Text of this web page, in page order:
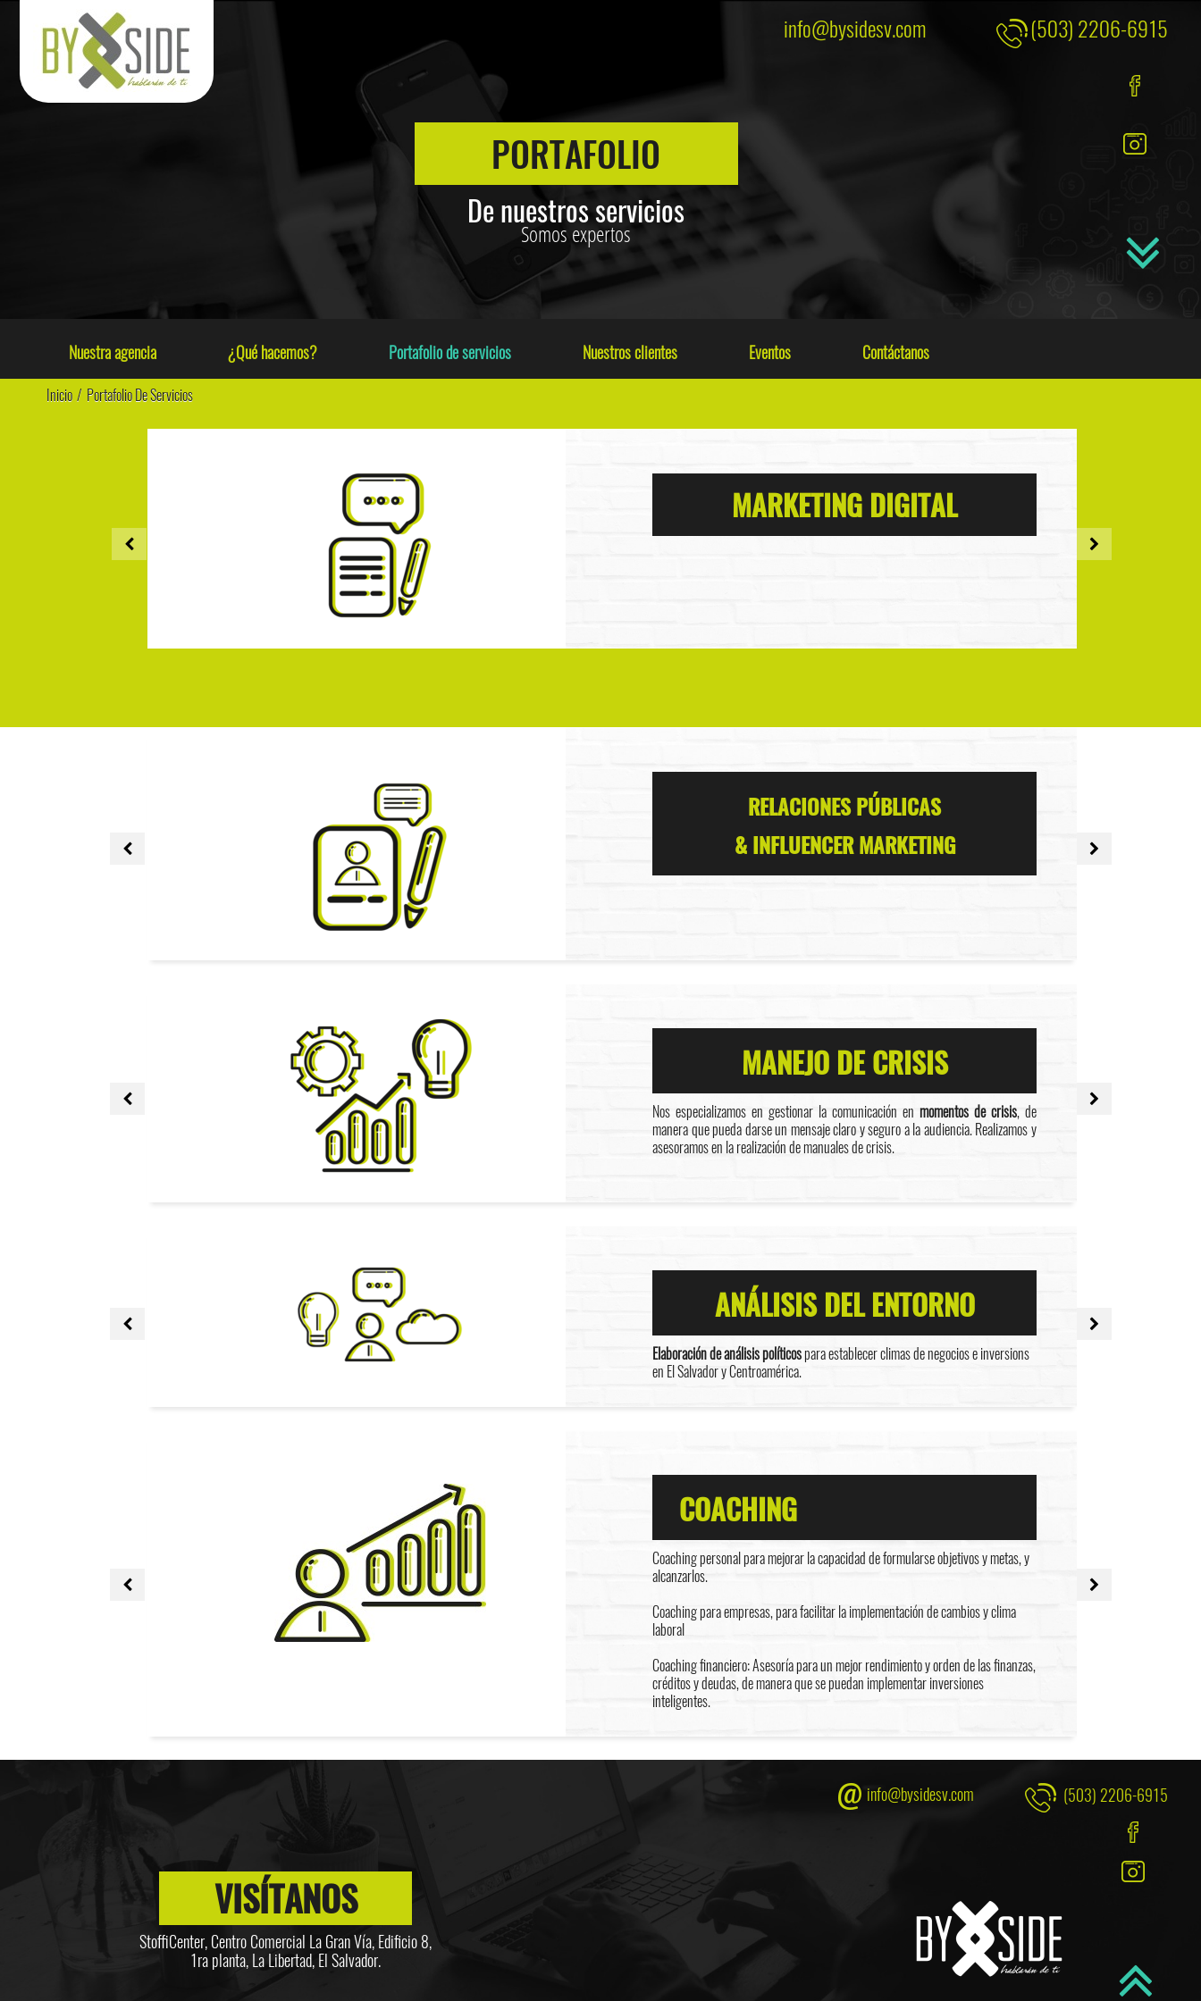
info@bysidesv.com (503) 2206-6915
PORTAFOLIO
De nuestros servicios
Somos expertos
Nuestra agencia ¿Qué hacemos? Portafolio de servicios Nuestros clientes Eventos Contáctanos
Inicio / Portafolio De Servicios
MARKETING DIGITAL
RELACIONES PÚBLICAS
& INFLUENCER MARKETING
MANEJO DE CRISIS
Nos especializamos en gestionar la comunicación en momentos de crisis, de
manera que pueda darse un mensaje claro y seguro a la audiencia. Realizamos y
asesoramos en la realización de manuales de crisis.
ANÁLISIS DEL ENTORNO
Elaboración de análisis políticospara establecer climas de negocios e inversions
en El Salvador y Centroamérica.
COACHING
Coaching personal para mejorar la capacidad de formularse objetivos y metas, y
alcanzarlos.
Coaching para empresas, para facilitar la implementación de cambios y clima
laboral
Coaching financiero: Asesoría para un mejor rendimiento y orden de las finanzas,
créditos y deudas, de manera que se puedan implementar inversiones
inteligentes.
info@bysidesv.com (503) 2206-6915
VISÍTANOS
StoffiCenter, Centro Comercial La Gran Vía, Edificio 8,
1ra planta, La Libertad, El Salvador.